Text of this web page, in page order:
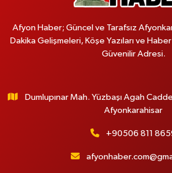
Afyon Haber; Güncel ve Tarafsız
Dakika Gelişmeleri, Köşe Yazıları ve
Güvenilir Adresi.
Dumlupınar Mah. Yüzbaşı Agah
Afyonkarahisar
+90506 811